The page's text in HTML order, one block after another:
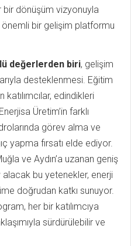
bir dönüşüm vizyonuyla
önemli bir gelişim platformu
değerlerden biri, gelişim
desteklenmesi. Eğitim
edindikleri
Üretim’in farklı
görev alma ve
yapma fırsatı elde ediyor.
ve Aydın’a uzanan geniş
bu yetenekler, enerji
doğrudan katkı sunuyor.
her bir katılımcıya
sürdürülebilir ve